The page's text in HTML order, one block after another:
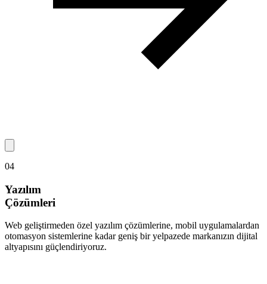
04
Yazılım
Çözümleri
Web geliştirmeden özel yazılım çözümlerine, mobil uygulamalardan
otomasyon sistemlerine kadar geniş bir yelpazede markanızın dijital
altyapısını güçlendiriyoruz.